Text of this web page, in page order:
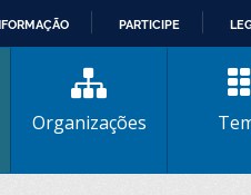
PARTICIPE
Organizações